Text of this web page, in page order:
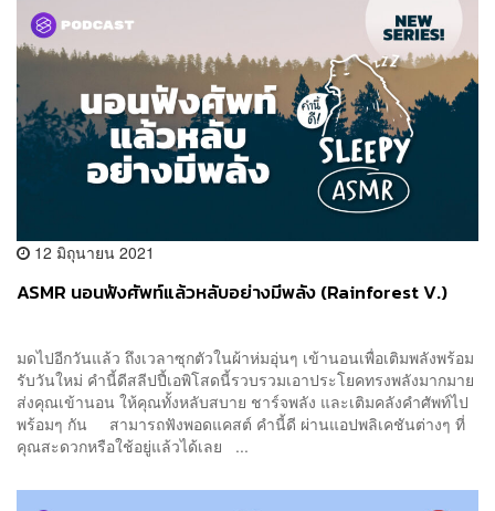
12 มิถุนายน 2021
ASMR นอนฟังศัพท์แล้วหลับอย่างมีพลัง (Rainforest V.)
มดไปอีกวันแล้ว ถึงเวลาซุกตัวในผ้าห่มอุ่นๆ เข้านอนเพื่อเติมพลังพร้อม
รับวันใหม่ คำนี้ดีสลีปปี้เอพิโสดนี้รวบรวมเอาประโยคทรงพลังมากมาย
ส่งคุณเข้านอน ให้คุณทั้งหลับสบาย ชาร์จพลัง และเติมคลังคำศัพท์ไป
พร้อมๆ กัน สามารถฟังพอดแคสต์ คำนี้ดี ผ่านแอปพลิเคชันต่างๆ ที่
คุณสะดวกหรือใช้อยู่แล้วได้เลย ...